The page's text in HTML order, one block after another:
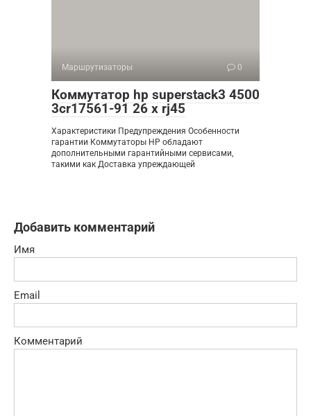
Маршрутизаторы 0
Коммутатор hp superstack3 4500
3cr17561-91 26 x rj45
Характеристики Предупреждения Особенности
гарантии Коммутаторы HP обладают
дополнительными гарантийными сервисами,
такими как Доставка упреждающей
Добавить комментарий
Имя
Email
Комментарий